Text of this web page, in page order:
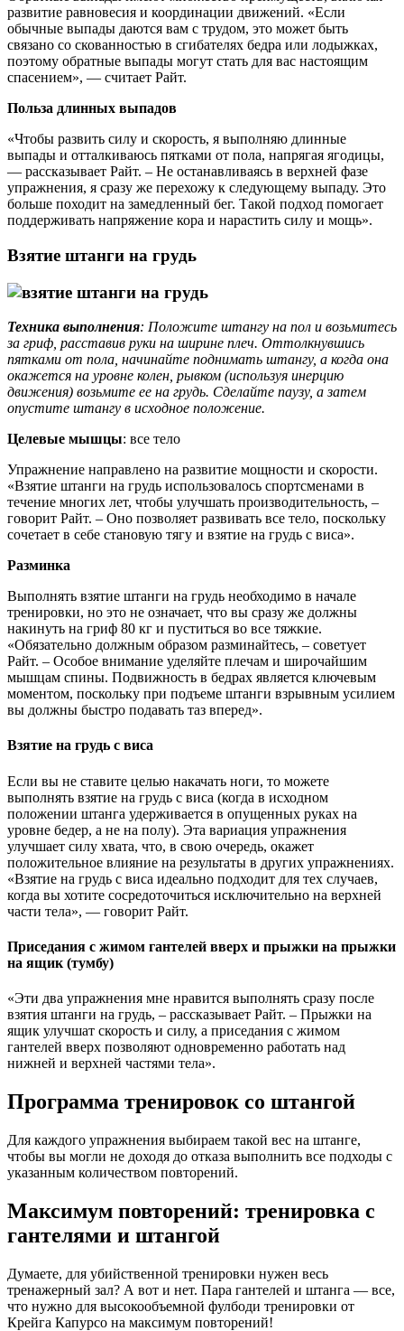
развитие равновесия и координации движений. «Если
обычные выпады даются вам с трудом, это может быть
связано со скованностью в сгибателях бедра или лодыжках,
поэтому обратные выпады могут стать для вас настоящим
спасением», — считает Райт.
Польза длинных выпадов
«Чтобы развить силу и скорость, я выполняю длинные
выпады и отталкиваюсь пятками от пола, напрягая ягодицы,
— рассказывает Райт. – Не останавливаясь в верхней фазе
упражнения, я сразу же перехожу к следующему выпаду. Это
больше походит на замедленный бег. Такой подход помогает
поддерживать напряжение кора и нарастить силу и мощь».
Взятие штанги на грудь
Техника выполнения: Положите штангу на пол и возьмитесь
за гриф, расставив руки на ширине плеч. Оттолкнувшись
пятками от пола, начинайте поднимать штангу, а когда она
окажется на уровне колен, рывком (используя инерцию
движения) возьмите ее на грудь. Сделайте паузу, а затем
опустите штангу в исходное положение.
Целевые мышцы: все тело
Упражнение направлено на развитие мощности и скорости.
«Взятие штанги на грудь использовалось спортсменами в
течение многих лет, чтобы улучшать производительность, –
говорит Райт. – Оно позволяет развивать все тело, поскольку
сочетает в себе становую тягу и взятие на грудь с виса».
Разминка
Выполнять взятие штанги на грудь необходимо в начале
тренировки, но это не означает, что вы сразу же должны
накинуть на гриф 80 кг и пуститься во все тяжкие.
«Обязательно должным образом разминайтесь, – советует
Райт. – Особое внимание уделяйте плечам и широчайшим
мышцам спины. Подвижность в бедрах является ключевым
моментом, поскольку при подъеме штанги взрывным усилием
вы должны быстро подавать таз вперед».
Взятие на грудь с виса
Если вы не ставите целью накачать ноги, то можете
выполнять взятие на грудь с виса (когда в исходном
положении штанга удерживается в опущенных руках на
уровне бедер, а не на полу). Эта вариация упражнения
улучшает силу хвата, что, в свою очередь, окажет
положительное влияние на результаты в других упражнениях.
«Взятие на грудь с виса идеально подходит для тех случаев,
когда вы хотите сосредоточиться исключительно на верхней
части тела», — говорит Райт.
Приседания с жимом гантелей вверх и прыжки на прыжки
на ящик (тумбу)
«Эти два упражнения мне нравится выполнять сразу после
взятия штанги на грудь, – рассказывает Райт. – Прыжки на
ящик улучшат скорость и силу, а приседания с жимом
гантелей вверх позволяют одновременно работать над
нижней и верхней частями тела».
Программа тренировок со штангой
Для каждого упражнения выбираем такой вес на штанге,
чтобы вы могли не доходя до отказа выполнить все подходы с
указанным количеством повторений.
Максимум повторений: тренировка с
гантелями и штангой
Думаете, для убийственной тренировки нужен весь
тренажерный зал? А вот и нет. Пара гантелей и штанга — все,
что нужно для высокообъемной фулбоди тренировки от
Крейга Капурсо на максимум повторений!